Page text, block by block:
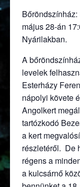
május 28-án
Nyárilakban.
A
levelek
Esterházy
nápolyi követe
Angolkert
tartózkodó
a kert
részletéről. De
régens a
a kulcsárnő